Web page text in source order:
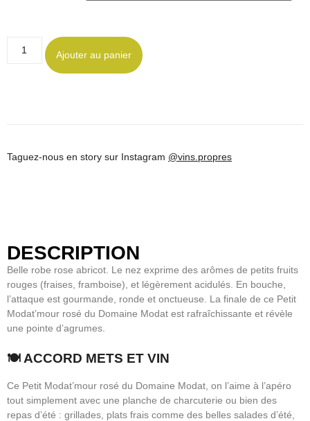
Ajouter au panier
Taguez-nous en story sur Instagram @vins.propres
DESCRIPTION
Belle robe rose abricot. Le nez exprime des arômes de petits fruits
rouges (fraises, framboise), et légèrement acidulés. En bouche,
l’attaque est gourmande, ronde et onctueuse. La finale de ce Petit
Modat’mour rosé du Domaine Modat est rafraîchissante et révèle
une pointe d’agrumes.
🍽 ACCORD METS ET VIN
Ce Petit Modat’mour rosé du Domaine Modat, on l’aime à l’apéro
tout simplement avec une planche de charcuterie ou bien des
repas d’été : grillades, plats frais comme des belles salades d’été,